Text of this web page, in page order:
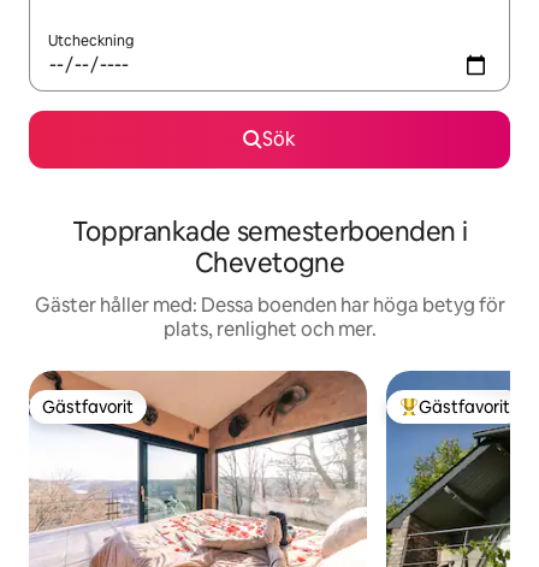
Utcheckning
Sök
Topprankade semesterboenden i
Chevetogne
Gäster håller med: Dessa boenden har höga betyg för
plats, renlighet och mer.
Gästfavorit
Gästfavorit Populär
Gästfavorit